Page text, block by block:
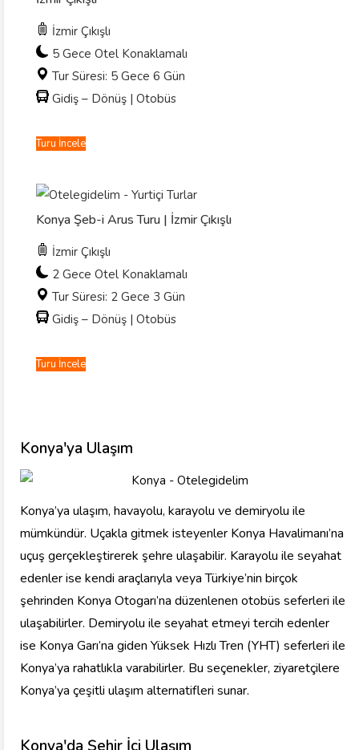
İzmir Çıkışlı
5 Gece Otel Konaklamalı
Tur Süresi: 5 Gece 6 Gün
Gidiş – Dönüş | Otobüs
Turu İncele
Konya Şeb-i Arus Turu | İzmir Çıkışlı
İzmir Çıkışlı
2 Gece Otel Konaklamalı
Tur Süresi: 2 Gece 3 Gün
Gidiş – Dönüş | Otobüs
Turu İncele
Konya'ya Ulaşım
Konya’ya ulaşım, havayolu, karayolu ve demiryolu ile
mümkündür. Uçakla gitmek isteyenler Konya Havalimanı’na
uçuş gerçekleştirerek şehre ulaşabilir. Karayolu ile seyahat
edenler ise kendi araçlarıyla veya Türkiye’nin birçok
şehrinden Konya Otogarı’na düzenlenen otobüs seferleri ile
ulaşabilirler. Demiryolu ile seyahat etmeyi tercih edenler
ise Konya Garı’na giden Yüksek Hızlı Tren (YHT) seferleri ile
Konya’ya rahatlıkla varabilirler. Bu seçenekler, ziyaretçilere
Konya’ya çeşitli ulaşım alternatifleri sunar.